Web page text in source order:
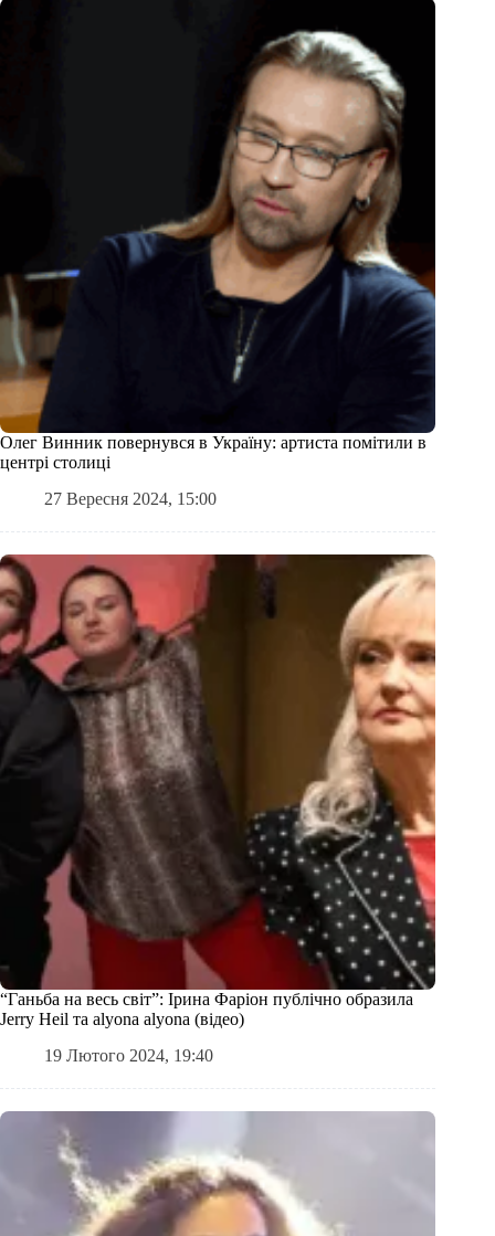
Олег Винник повернувся в Україну: артиста помітили в
центрі столиці
27 Вересня 2024, 15:00
“Ганьба на весь світ”: Ірина Фаріон публічно образила
Jerry Heil та alyona alyona (відео)
19 Лютого 2024, 19:40